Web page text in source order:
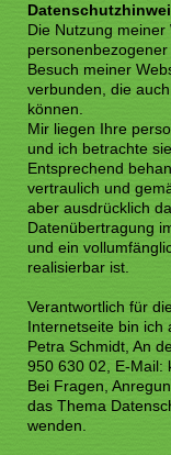
Die Nutzung
Besuch meiner
verbunden, die
können.
Mir liegen Ihre
und ich betrachte
Entsprechend
vertraulich und
aber ausdrücklich
Datenübertragung
und ein
realisierbar ist.
Verantwortlich für
Internetseite bin ich
Petra Schmidt, An
950 630 02, E-Mail:
Bei Fragen,
das Thema
wenden.